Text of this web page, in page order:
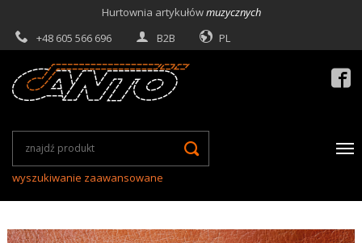
Hurtownia artykułówmuzycznych
+48 605 566 696
B2B PL
wyszukiwanie zaawansowane
